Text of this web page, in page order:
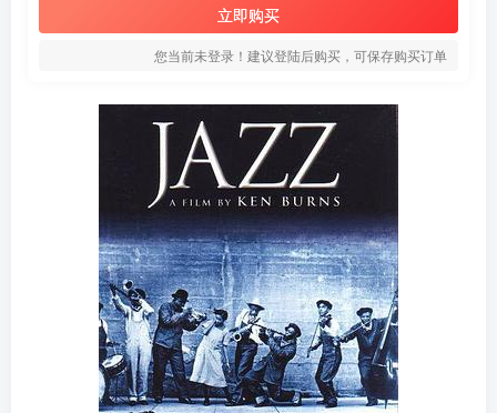
立即购买
您当前未登录！建议登陆后购买，可保存购买订单